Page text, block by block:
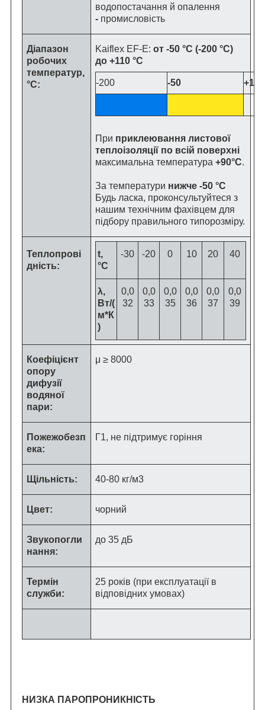
водопостачання й опалення
- промисловість
Діапазон
робочих
температур,
°C:
Kaiflex EF-E: от -50 °C (-200 °C)
до +110 °C
-200 -50 +110
При приклеювання листової
теплоізоляції по всій поверхні
максимальна температура +90°C.
За температури нижче -50 °C
Будь ласка, проконсультуйтеся з
нашим технічним фахівцем для
підбору правильного типорозміру.
Теплопрові
дність:
t,
°C
-30 -20 0 10 20 40
λ,
Вт/(
м*К
)
0,0
32
0,0
33
0,0
35
0,0
36
0,0
37
0,0
39
Коефіцієнт
опору
дифузії
водяної
пари:
μ ≥ 8000
Пожежобезп
ека:
Г1, не підтримує горіння
Щільність: 40-80 кг/м3
Цвет: чорний
Звукопогли
нання:
до 35 дБ
Термін
служби:
25 років (при експлуатації в
відповідних умовах)
НИЗКА ПАРОПРОНИКНІСТЬ